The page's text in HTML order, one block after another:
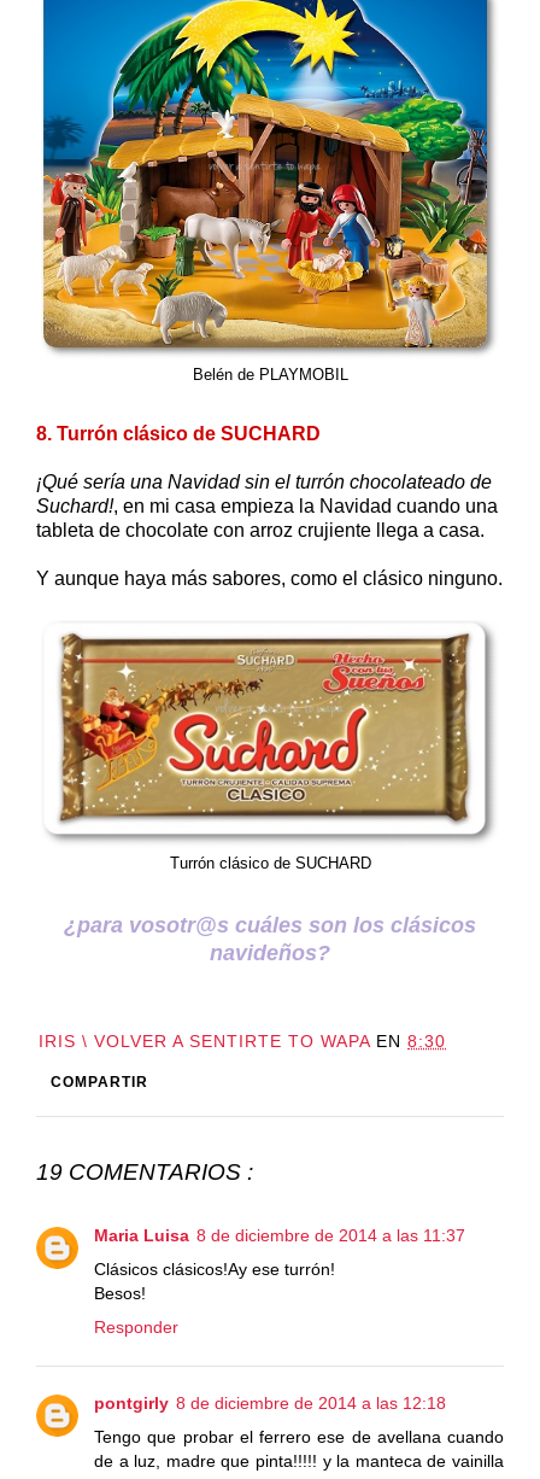
Belén de PLAYMOBIL
8. Turrón clásico de SUCHARD
¡Qué sería una Navidad sin el turrón chocolateado de
Suchard!, en mi casa empieza la Navidad cuando una
tableta de chocolate con arroz crujiente llega a casa.
Y aunque haya más sabores, como el clásico ninguno.
Turrón clásico de SUCHARD
¿para vosotr@s cuáles son los clásicos
navideños?
IRIS \ VOLVER A SENTIRTE TO WAPA EN 8:30
COMPARTIR
19 COMENTARIOS :
Maria Luisa 8 de diciembre de 2014 a las 11:37
Clásicos clásicos!Ay ese turrón!
Besos!
Responder
pontgirly 8 de diciembre de 2014 a las 12:18
Tengo que probar el ferrero ese de avellana cuando
de a luz, madre que pinta!!!!! y la manteca de vainilla